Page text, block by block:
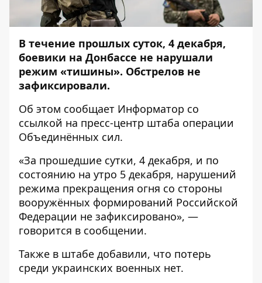
В течение прошлых суток, 4 декабря,
боевики на Донбассе не нарушали
режим «тишины». Обстрелов не
зафиксировали.
Об этом сообщает Информатор со
ссылкой на пресс-центр штаба операции
Объединённых сил.
«За прошедшие сутки, 4 декабря, и по
состоянию на утро 5 декабря, нарушений
режима прекращения огня со стороны
вооружённых формирований Российской
Федерации не зафиксировано», —
говорится в сообщении.
Также в штабе добавили, что потерь
среди украинских военных нет.